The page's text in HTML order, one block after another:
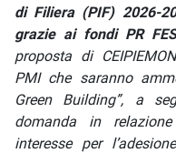
di Filiera (PIF) 2026-
grazie ai fondi PR
proposta di
PMI che saranno
Green Building”, a
domanda in
interesse per